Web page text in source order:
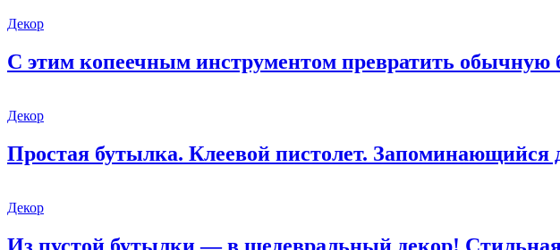
Декор
С этим копеечным инструментом превратить
Декор
Простая бутылка. Клеевой пистолет. Запоминающийся
Декор
Из пустой бутылки — в шедевральный декор!